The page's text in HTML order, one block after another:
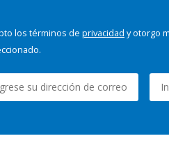
los términos de privacidad y otorgo